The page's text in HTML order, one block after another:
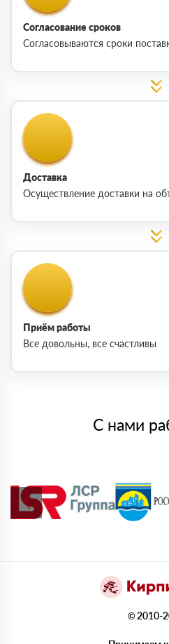
Согласование сроков
Согласовываются сроки
Доставка
Осуществление доставки на
Приём работы
Все довольны, все счастливы
С нами
© 2010-